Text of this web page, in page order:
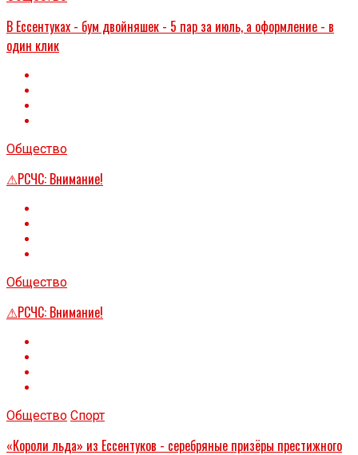
В Ессентуках - бум двойняшек - 5 пар за июль, а оформление - в
один клик
Общество
⚠РСЧС: Внимание!
Общество
⚠РСЧС: Внимание!
Общество Спорт
«Короли льда» из Ессентуков - серебряные призёры престижного